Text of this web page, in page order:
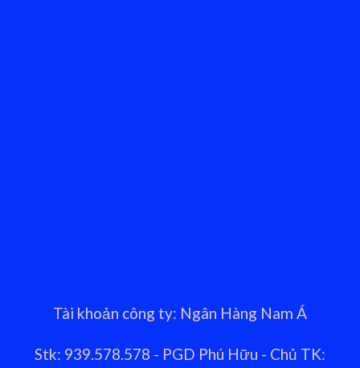
Tài khoản công ty: Ngân Hàng Nam Á
Stk: 939.578.578 - PGD Phú Hữu - Chủ TK: